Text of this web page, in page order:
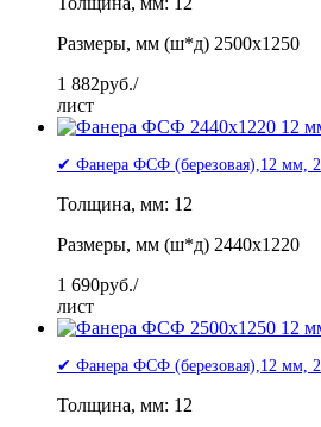
Размеры, мм (ш*д) 2500x1250
1 882руб./
лист
✔ Фанера ФСФ (березовая),12 мм,
Толщина, мм: 12
Размеры, мм (ш*д) 2440x1220
1 690руб./
лист
✔ Фанера ФСФ (березовая),12 мм,
Толщина, мм: 12